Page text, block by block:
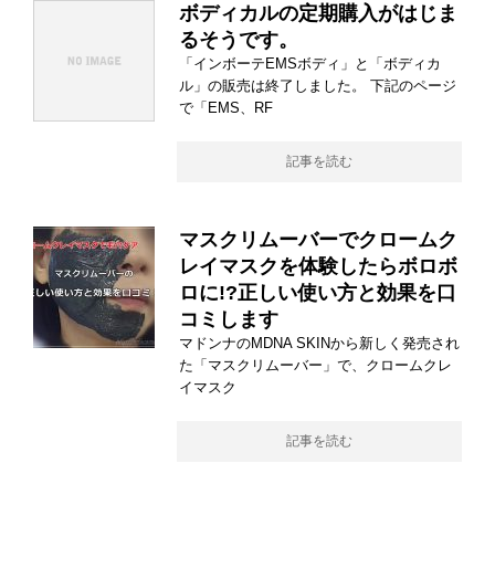
ボディカルの定期購入がはじま
るそうです。
「インボーテEMSボディ」と「ボディカ
ル」の販売は終了しました。 下記のページ
で「EMS、RF
記事を読む
マスクリムーバーでクロームク
レイマスクを体験したらボロボ
ロに!?正しい使い方と効果を口
コミします
マドンナのMDNA SKINから新しく発売され
た「マスクリムーバー」で、クロームクレ
イマスク
記事を読む